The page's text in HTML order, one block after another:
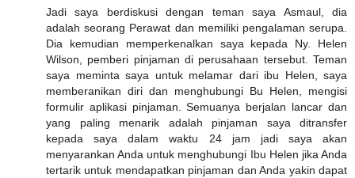
Jadi saya berdiskusi dengan teman saya Asmaul, dia
adalah seorang Perawat dan memiliki pengalaman serupa.
Dia kemudian memperkenalkan saya kepada Ny. Helen
Wilson, pemberi pinjaman di perusahaan tersebut. Teman
saya meminta saya untuk melamar dari ibu Helen, saya
memberanikan diri dan menghubungi Bu Helen, mengisi
formulir aplikasi pinjaman. Semuanya berjalan lancar dan
yang paling menarik adalah pinjaman saya ditransfer
kepada saya dalam waktu 24 jam jadi saya akan
menyarankan Anda untuk menghubungi Ibu Helen jika Anda
tertarik untuk mendapatkan pinjaman dan Anda yakin dapat